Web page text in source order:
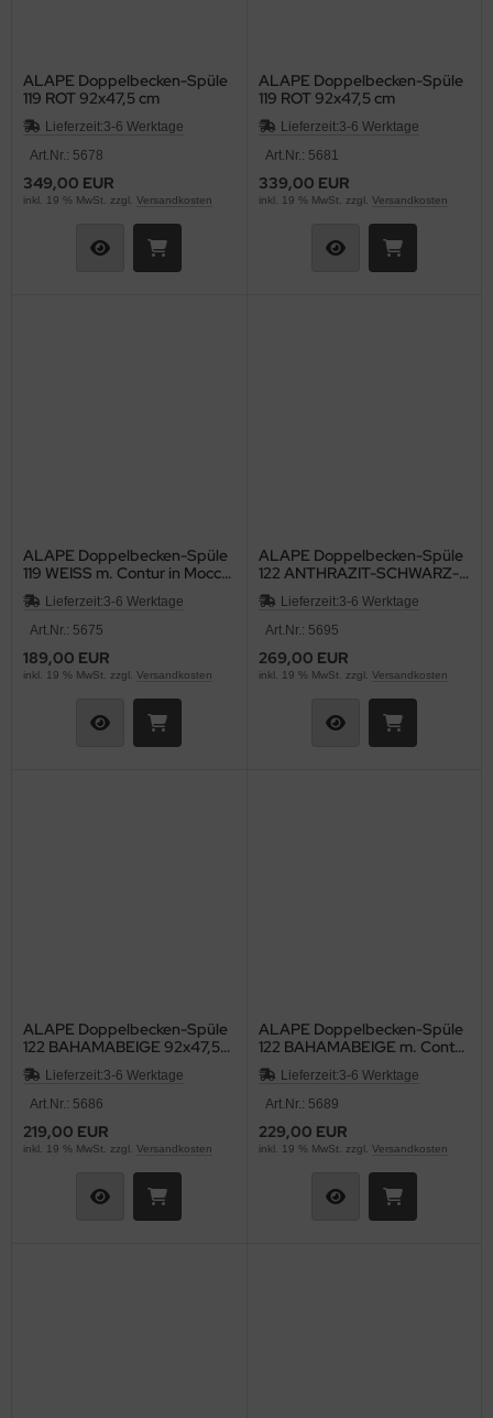
ALAPE Doppelbecken-Spüle
119 ROT 92x47,5 cm
Lieferzeit:3-6 Werktage
Art.Nr.: 5678
349,00 EUR
inkl. 19 % MwSt. zzgl. Versandkosten
ALAPE Doppelbecken-Spüle
119 ROT 92x47,5 cm
Lieferzeit:3-6 Werktage
Art.Nr.: 5681
339,00 EUR
inkl. 19 % MwSt. zzgl. Versandkosten
ALAPE Doppelbecken-Spüle
119 WEISS m. Contur in Mocca
92x47,5 cm
Lieferzeit:3-6 Werktage
Art.Nr.: 5675
189,00 EUR
inkl. 19 % MwSt. zzgl. Versandkosten
ALAPE Doppelbecken-Spüle
122 ANTHRAZIT-SCHWARZ-
MATT 92x47,5 cm
Lieferzeit:3-6 Werktage
Art.Nr.: 5695
269,00 EUR
inkl. 19 % MwSt. zzgl. Versandkosten
ALAPE Doppelbecken-Spüle
122 BAHAMABEIGE 92x47,5
cm
Lieferzeit:3-6 Werktage
Art.Nr.: 5686
219,00 EUR
inkl. 19 % MwSt. zzgl. Versandkosten
ALAPE Doppelbecken-Spüle
122 BAHAMABEIGE m. Contur
MOCCA 92x47,5
Lieferzeit:3-6 Werktage
Art.Nr.: 5689
229,00 EUR
inkl. 19 % MwSt. zzgl. Versandkosten